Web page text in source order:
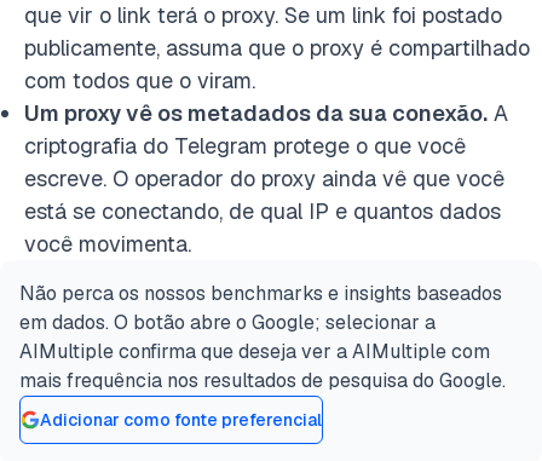
que vir o link terá o proxy. Se um link foi postado
publicamente, assuma que o proxy é compartilhado
com todos que o viram.
Um proxy vê os metadados da sua conexão. A
criptografia do Telegram protege o que você
escreve. O operador do proxy ainda vê que você
está se conectando, de qual IP e quantos dados
você movimenta.
Não perca os nossos benchmarks e insights baseados
em dados. O botão abre o Google; selecionar a
AIMultiple confirma que deseja ver a AIMultiple com
mais frequência nos resultados de pesquisa do Google.
Adicionar como fonte preferencial